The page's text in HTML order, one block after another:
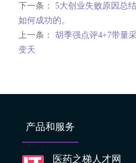
下一条： 5大创业失败原因总
如何成功的。
上一条： 胡季强点评4+7带量
变天
产品和服务
医药之梯人才网